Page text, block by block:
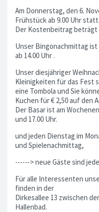
Am Donnerstag, den 6.
Frühstück ab 9.00 Uhr statt.
Der Kostenbeitrag beträgt
Unser Bingonachmittag ist
ab 14.00 Uhr .
Unser diesjähriger
Kleinigkeiten für das Fest
eine Tombola und Sie
Kuchen für € 2,50 auf den
Der Basar ist am
und 17.00 Uhr.
und jeden Dienstag im
und Spielenachmittag,
------> neue Gäste sind
Für alle Interessenten
finden in der
Dirkesallee 13 zwischen
Hallenbad.